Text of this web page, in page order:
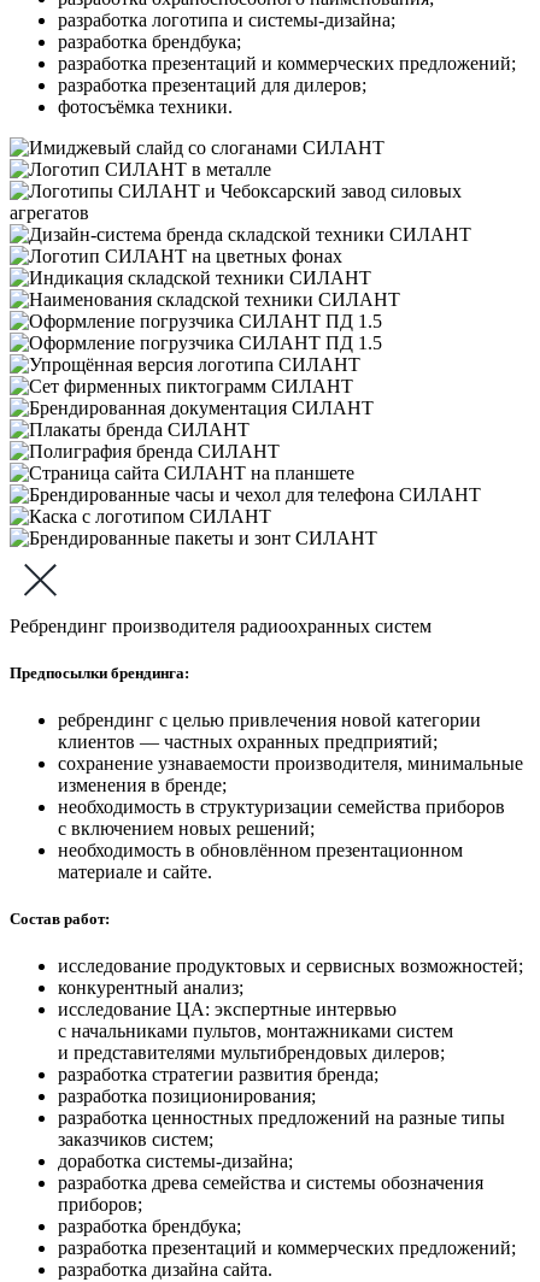
разработка логотипа и системы-дизайна;
разработка брендбука;
разработка презентаций и коммерческих предложений;
разработка презентаций для дилеров;
фотосъёмка техники.
Ребрендинг производителя радиоохранных систем
Предпосылки брендинга:
ребрендинг с целью привлечения новой категории
клиентов — частных охранных предприятий;
сохранение узнаваемости производителя, минимальные
изменения в бренде;
необходимость в структуризации семейства приборов
с включением новых решений;
необходимость в обновлённом презентационном
материале и сайте.
Состав работ:
исследование продуктовых и сервисных возможностей;
конкурентный анализ;
исследование ЦА: экспертные интервью
с начальниками пультов, монтажниками систем
и представителями мультибрендовых дилеров;
разработка стратегии развития бренда;
разработка позиционирования;
разработка ценностных предложений на разные типы
заказчиков систем;
доработка системы-дизайна;
разработка древа семейства и системы обозначения
приборов;
разработка брендбука;
разработка презентаций и коммерческих предложений;
разработка дизайна сайта.